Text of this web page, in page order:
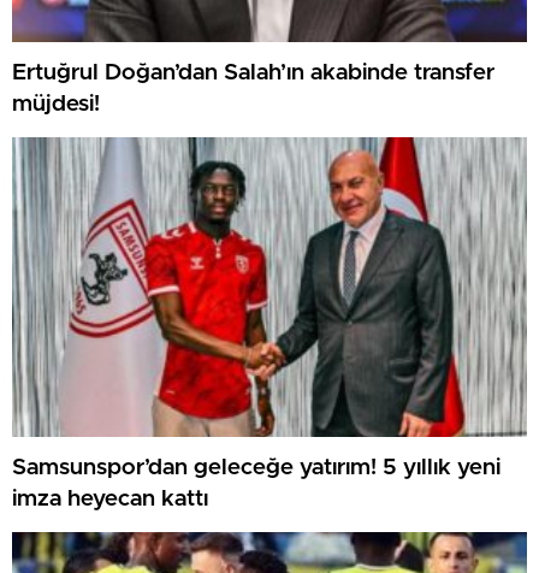
Ertuğrul Doğan’dan Salah’ın akabinde transfer
müjdesi!
Samsunspor’dan geleceğe yatırım! 5 yıllık yeni
imza heyecan kattı